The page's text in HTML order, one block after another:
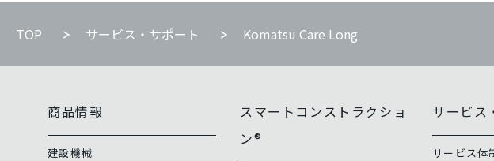
TOP サービス・サポート Komatsu Care Long
商品情報
建設機械
スマートコンストラクショ
ン®
サービス
サービス体